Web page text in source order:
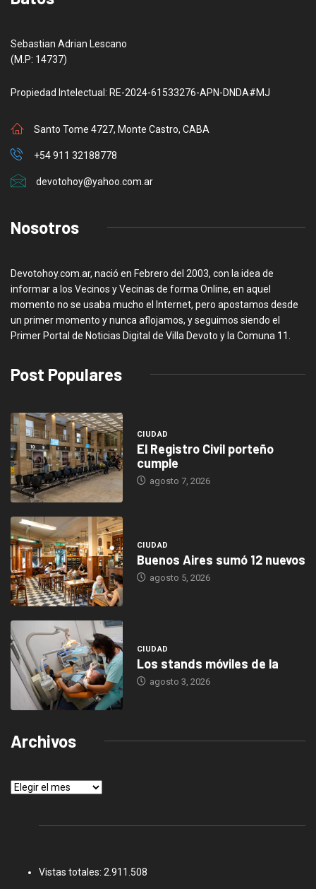
Sebastian Adrian Lescano
(M.P: 14737)
Propiedad Intelectual: RE-2024-61533276-APN-DNDA#MJ
Santo Tome 4727, Monte Castro, CABA
+54 911 32188778
devotohoy@yahoo.com.ar
Nosotros
Devotohoy.com.ar, nació en Febrero del 2003, con la idea de
informar a los Vecinos y Vecinas de forma Online, en aquel
momento no se usaba mucho el Internet, pero apostamos desde
un primer momento y nunca aflojamos, y seguimos siendo el
Primer Portal de Noticias Digital de Villa Devoto y la Comuna 11.
Post Populares
CIUDAD
El Registro Civil porteño
cumple
agosto 7, 2026
CIUDAD
Buenos Aires sumó 12 nuevos
agosto 5, 2026
CIUDAD
Los stands móviles de la
agosto 3, 2026
Archivos
Archivos
Vistas totales: 2.911.508